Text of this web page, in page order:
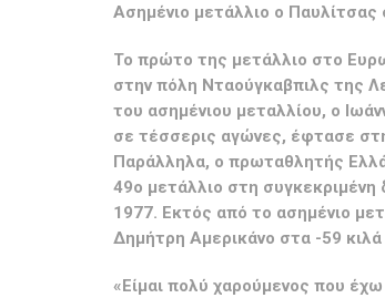
Ασημένιο μετάλλιο ο
Το πρώτο της μετάλλιο στο
στην πόλη Νταούγκαβπιλς της
του ασημένιου μεταλλίου, ο
σε τέσσερις αγώνες, έφτασε
Παράλληλα, ο πρωταθλητής
49ο μετάλλιο στη
1977. Εκτός από το ασημένιο
Δημήτρη Αμερικάνο στα -59
«Είμαι πολύ χαρούμενος που